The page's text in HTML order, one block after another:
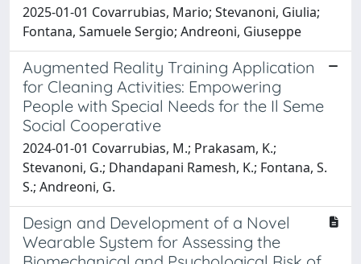
2025-01-01 Covarrubias, Mario; Stevanoni, Giulia;
Fontana, Samuele Sergio; Andreoni, Giuseppe
Augmented Reality Training Application
for Cleaning Activities: Empowering
People with Special Needs for the Il Seme
Social Cooperative
2024-01-01 Covarrubias, M.; Prakasam, K.;
Stevanoni, G.; Dhandapani Ramesh, K.; Fontana, S.
S.; Andreoni, G.
Design and Development of a Novel
Wearable System for Assessing the